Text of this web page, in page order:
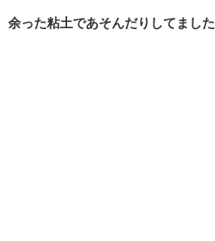
余った粘土であそんだりしてました